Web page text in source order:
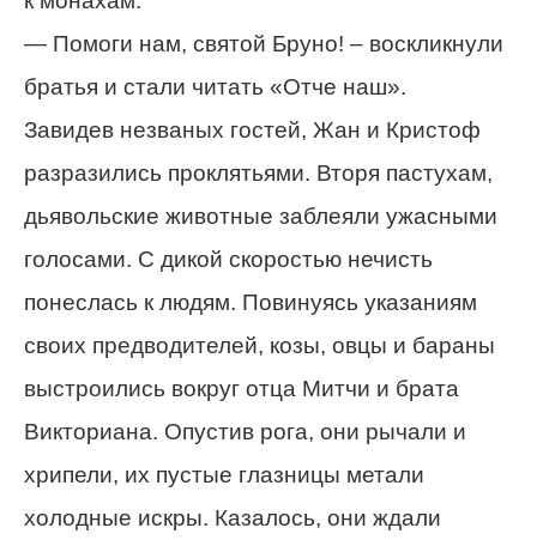
— Помоги нам, святой Бруно! – воскликнули
братья и стали читать «Отче наш».
Завидев незваных гостей, Жан и Кристоф
разразились проклятьями. Вторя пастухам,
дьявольские животные заблеяли ужасными
голосами. С дикой скоростью нечисть
понеслась к людям. Повинуясь указаниям
своих предводителей, козы, овцы и бараны
выстроились вокруг отца Митчи и брата
Викториана. Опустив рога, они рычали и
хрипели, их пустые глазницы метали
холодные искры. Казалось, они ждали